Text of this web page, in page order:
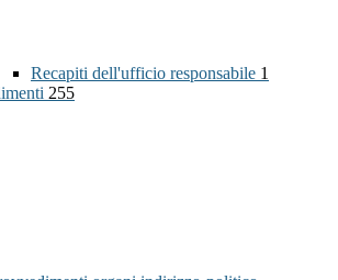
Recapiti dell'ufficio responsabile 1
255